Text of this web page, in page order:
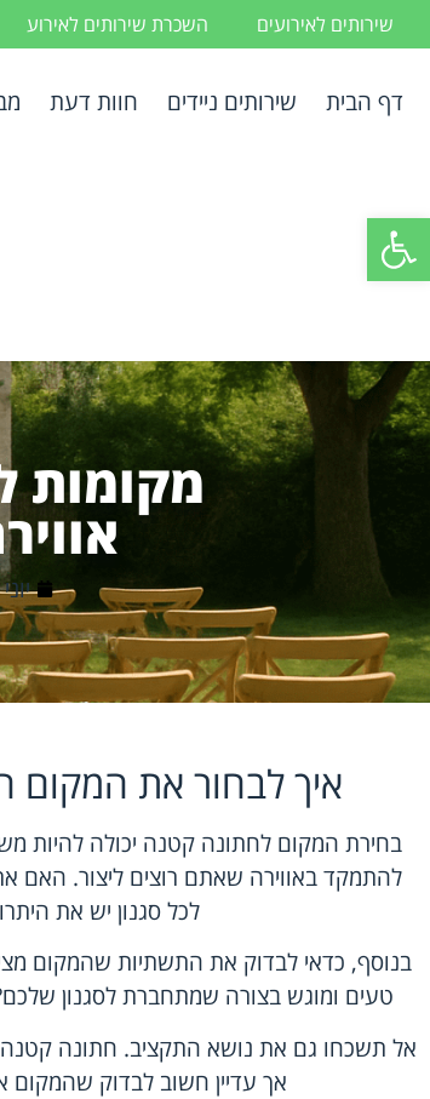
פתח סרגל נגישות
שירותים לאירועים השכרת שירותים לאירוע
דף הבית שירותים ניידים חוות דעת
מקומות
יוני 12,
איך לבחור את
בחירת המקום לחתונה קטנה יכולה להיות
להתמקד באווירה שאתם רוצים ליצור. האם
לכל סגנון יש את
בנוסף, כדאי לבדוק את התשתיות שהמקום
טעים ומוגש בצורה שמתחברת לסגנון
אל תשכחו גם את נושא התקציב. חתונה קטנה
אך עדיין חשוב לבדוק